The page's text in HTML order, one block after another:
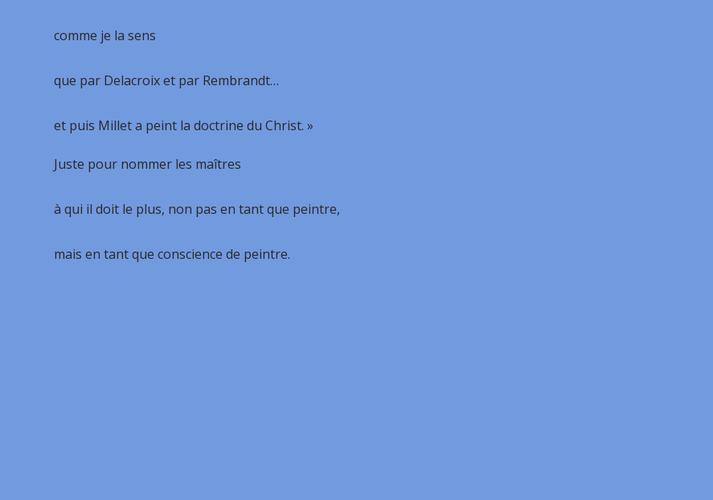
comme je la sens
que par Delacroix et par Rembrandt…
et puis Millet a peint la doctrine du Christ. »
Juste pour nommer les maîtres
à qui il doit le plus, non pas en tant que peintre,
mais en tant que conscience de peintre.